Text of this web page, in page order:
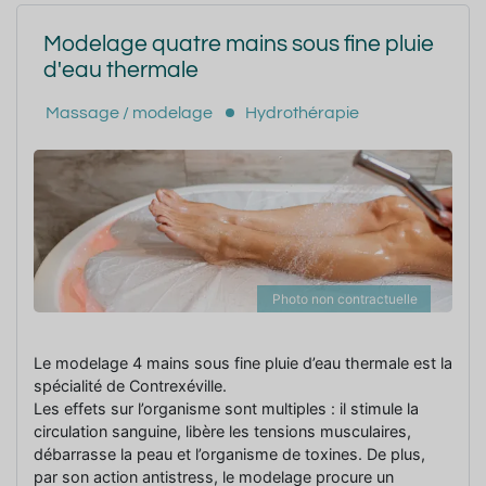
Modelage quatre mains sous fine pluie
d'eau thermale
Massage / modelage Hydrothérapie
Photo non contractuelle
Le modelage 4 mains sous fine pluie d’eau thermale est la
spécialité de Contrexéville.
Les effets sur l’organisme sont multiples : il stimule la
circulation sanguine, libère les tensions musculaires,
débarrasse la peau et l’organisme de toxines. De plus,
par son action antistress, le modelage procure un